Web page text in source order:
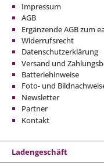
Impressum
AGB
Ergänzende AGB zum
Widerrufsrecht
Datenschutzerklärung
Versand und
Batteriehinweise
Foto- und
Newsletter
Partner
Kontakt
Ladengeschäft